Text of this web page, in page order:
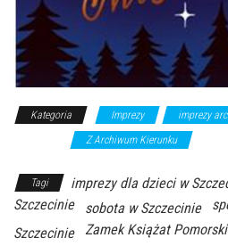
Kategoria Imprezy imprezy
Z Archiwum Kierunku
Tagi imprezy dla dzieci w
Szczecinie
sobota w Szczecinie
Szczecinie
Zamek Książat